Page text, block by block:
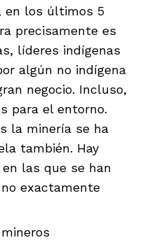
en los últimos 5
precisamente es
líderes indígenas
algún no indígena
negocio. Incluso,
para el entorno.
la minería se ha
también. Hay
las que se han
exactamente